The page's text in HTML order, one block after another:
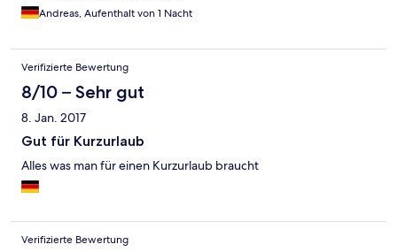
Andreas, Aufenthalt von 1 Nacht
Verifizierte Bewertung
8/10 – Sehr gut
8. Jan. 2017
Gut für Kurzurlaub
Alles was man für einen Kurzurlaub braucht
Verifizierte Bewertung